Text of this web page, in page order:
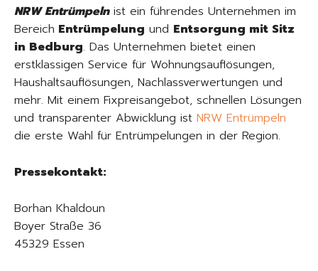
NRW Entrümpelnist ein führendes Unternehmen im
Bereich Entrümpelung und Entsorgung mit Sitz
in Bedburg. Das Unternehmen bietet einen
erstklassigen Service für Wohnungsauflösungen,
Haushaltsauflösungen, Nachlassverwertungen und
mehr. Mit einem Fixpreisangebot, schnellen Lösungen
und transparenter Abwicklung ist NRW Entrümpeln
die erste Wahl für Entrümpelungen in der Region.
Pressekontakt:
Borhan Khaldoun
Boyer Straße 36
45329 Essen